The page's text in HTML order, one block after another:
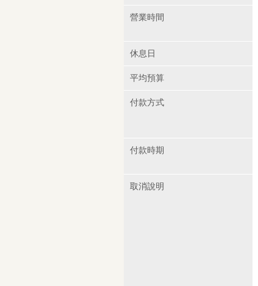
營業時間
休息日
平均預算
付款方式
付款時期
取消說明